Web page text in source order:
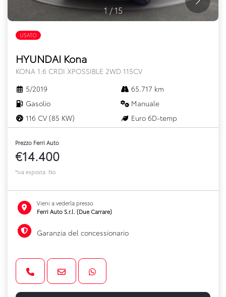
1 /15
USATO
HYUNDAI Kona
KONA 1.6 CRDI XPOSSIBLE 2WD 115CV
5/2019
65.717 km
Gasolio
Manuale
116 CV (85 KW)
Euro 6D-temp
Prezzo Ferri Auto
€14.400
*Iva esposta: No
Vieni a vederla presso
Ferri Auto S.r.l. (Due Carrare)
Garanzia del concessionario